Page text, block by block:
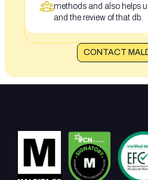
methods and also helps
and the review of that db.
CONTACT